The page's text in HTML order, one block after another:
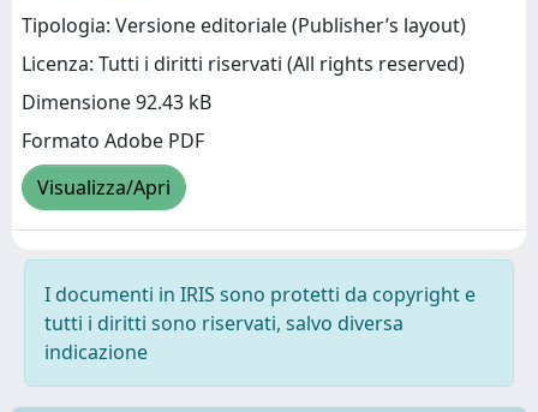
Tipologia: Versione editoriale (Publisher’s layout)
Licenza: Tutti i diritti riservati (All rights reserved)
Dimensione 92.43 kB
Formato Adobe PDF
Visualizza/Apri
I documenti in IRIS sono protetti da copyright e
tutti i diritti sono riservati, salvo diversa
indicazione